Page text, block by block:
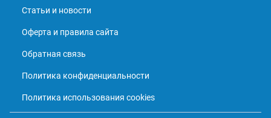
Статьи и новости
Оферта и правила сайта
Обратная связь
Политика конфиденциальности
Политика использования cookies